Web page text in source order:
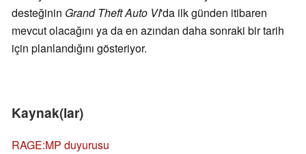
desteğinin Grand Theft Auto VI'da ilk günden itibaren
mevcut olacağını ya da en azından daha sonraki bir tarih
için planlandığını gösteriyor.
Kaynak(lar)
RAGE:MP duyurusu